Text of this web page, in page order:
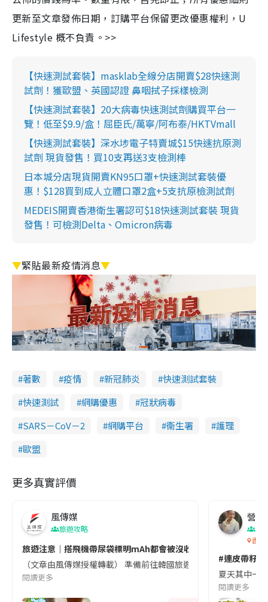
更新至文章發佈日期，訂購平台保留更改優惠權利，U
Lifestyle 概不負責。>>
【快速測試套裝】masklab全線分店開賣$28快速測
試劑！獲歐盟、英國認證 鼻咽拭子採樣檢測
【快速測試套裝】20大病毒快速測試劑購買平台一
覽！低至$9.9/盒！屈臣氏/萬寧/阿布泰/HKTVmall
【快速測試套裝】深水埗電子特賣城$15快速抗原測
試劑 現貨發售！買10支再送3支檢測棒
日本城分店現貨開賣KN95口罩+快速測試套裝優
惠！$128買到成人立體口罩2盒+5支抗原檢測試劑
MEDEIS開賣香港衛生署認可$18快速測試套裝 現貨
發售！可檢測Delta、Omicron病毒
▼緊貼最新疫情消息▼
著數 疫情 新冠肺炎
快速測試套裝
快速測試
網購優惠
冠狀病毒
SARS－CoV－2
網購平台 衞生署
護理
歐盟
更多真實評價
風傳媒
旅遊攻略
旅遊注意｜搭飛機帶尿袋標明mAh都會被沒收😱出發前切記檢查
（文章由風傳媒授權轉載） 準備前往韓國旅遊的民眾，近期要
閱讀更多
營養
香港
#連皮帶籽
夏天其中一
閱讀更多